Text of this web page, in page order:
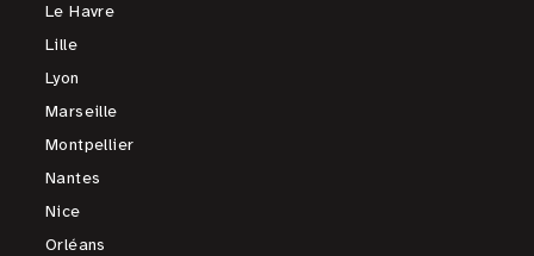
Le Havre
Lille
Lyon
Marseille
Montpellier
Nantes
Nice
Orléans